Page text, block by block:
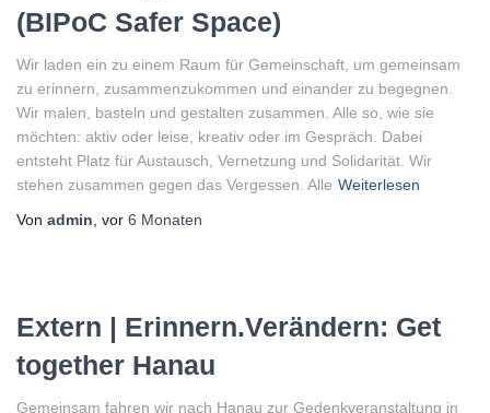
(BIPoC Safer Space)
Wir laden ein zu einem Raum für Gemeinschaft, um gemeinsam
zu erinnern, zusammenzukommen und einander zu begegnen.
Wir malen, basteln und gestalten zusammen. Alle so, wie sie
möchten: aktiv oder leise, kreativ oder im Gespräch. Dabei
entsteht Platz für Austausch, Vernetzung und Solidarität. Wir
stehen zusammen gegen das Vergessen. Alle Weiterlesen
Von admin , vor 6 Monaten
Extern | Erinnern.Verändern: Get
together Hanau
Gemeinsam fahren wir nach Hanau zur Gedenkveranstaltung in